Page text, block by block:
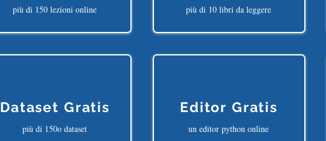
più di 150 lezioni online
Dataset Gratis
più di 150o dataset
più di 10 libri da leggere
Editor Gratis
un editor python online